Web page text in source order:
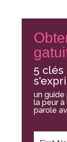
5 clés
un guide
la peur
parole